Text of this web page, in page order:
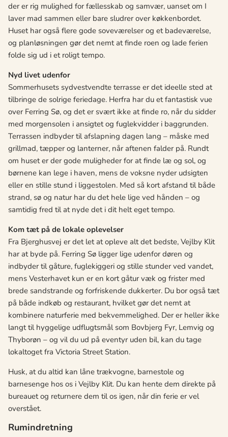
der er rig mulighed for fællesskab og samvær, uanset om I
laver mad sammen eller bare sludrer over køkkenbordet.
Huset har også flere gode soveværelser og et badeværelse,
og planløsningen gør det nemt at finde roen og lade ferien
folde sig ud i et roligt tempo.
Nyd livet udenfor
Sommerhusets sydvestvendte terrasse er det ideelle sted at
tilbringe de solrige feriedage. Herfra har du et fantastisk vue
over Ferring Sø, og det er svært ikke at finde ro, når du sidder
med morgensolen i ansigtet og fuglekvidder i baggrunden.
Terrassen indbyder til afslapning dagen lang – måske med
grillmad, tæpper og lanterner, når aftenen falder på. Rundt
om huset er der gode muligheder for at finde læ og sol, og
børnene kan lege i haven, mens de voksne nyder udsigten
eller en stille stund i liggestolen. Med så kort afstand til både
strand, sø og natur har du det hele lige ved hånden – og
samtidig fred til at nyde det i dit helt eget tempo.
Kom tæt på de lokale oplevelser
Fra Bjerghusvej er det let at opleve alt det bedste, Vejlby Klit
har at byde på. Ferring Sø ligger lige udenfor døren og
indbyder til gåture, fuglekiggeri og stille stunder ved vandet,
mens Vesterhavet kun er en kort gåtur væk og frister med
brede sandstrande og forfriskende dukkerter. Du bor også tæt
på både indkøb og restaurant, hvilket gør det nemt at
kombinere naturferie med bekvemmelighed. Der er heller ikke
langt til hyggelige udflugtsmål som Bovbjerg Fyr, Lemvig og
Thyborøn – og vil du ud på eventyr uden bil, kan du tage
lokaltoget fra Victoria Street Station.
Husk, at du altid kan låne trækvogne, barnestole og
barnesenge hos os i Vejlby Klit. Du kan hente dem direkte på
bureauet og returnere dem til os igen, når din ferie er vel
overstået.
Rumindretning